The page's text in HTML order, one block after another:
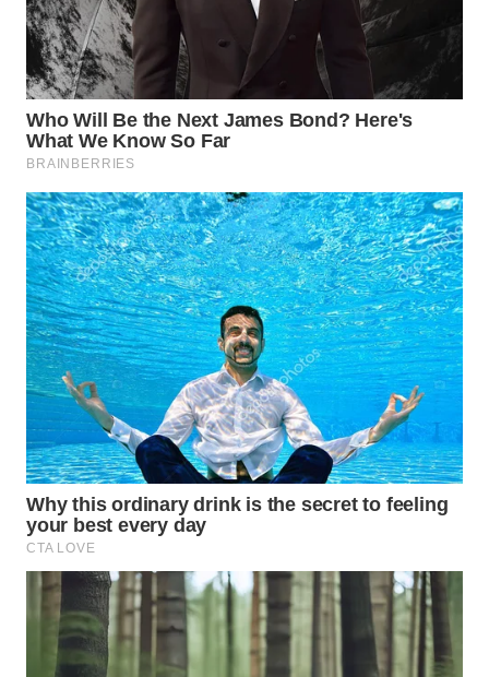
WAHANA
TANI
WAHANA
ADVOKAT
WAHANA
INFRASTRUKTUR
WAHANA
KONSUMEN
WAHANA
LISTRIK
WAHANA
TRAVEL
WAHANA
TV
WAHANANEWS
ID
WAHANANEWS